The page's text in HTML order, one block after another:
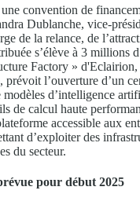
convention de
Dublanche, vice-
de la relance, de
s’élève à 3 millions
Factory » d'Eclairion,
prévoit l’ouverture d’un
modèles d’intelligence
de calcul haute
accessible aux
d’exploiter des
du secteur.
pour début 2025